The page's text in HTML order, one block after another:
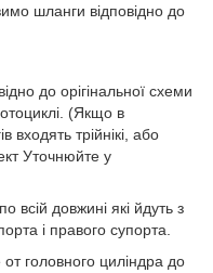
шланги відповідно до
до орігінальної схеми
(Якщо в
входять трійнікі, або
Уточнюйте у
всій довжині які йдуть з
і правого супорта.
головного циліндра до